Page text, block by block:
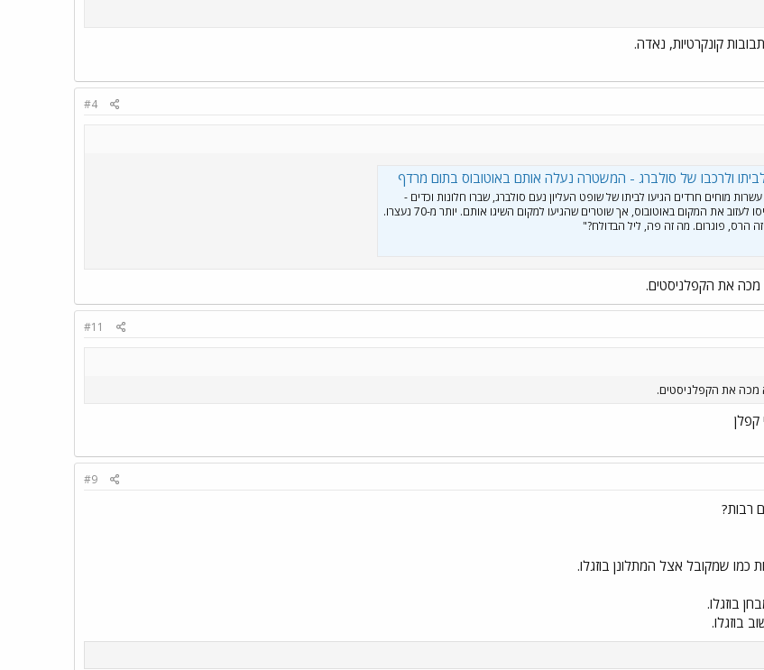
קונקרטיות, נאדה.
#4
לביתו ולרכבו של סולברג - המשטרה נעלה אותם באוטובוס בתום מרדף
מוחים חרדים הגיעו לביתו של שופט העליון נעם סולברג, שברו חלונות וכדים -
וגרמו נזק לכניסה. לאחר מכן ניסו לעזוב את המקום באוטובוס, אך שוטרים שהגיעו למקום השיגו אותם. יותר מ-70 נעצרו.
הרס, פוגרום. מה זה פה, ליל הבדולח?"
את הקפלניסטים.
#11
מכה את הקפלניסטים.
קפלן
#9
רבות?
כמו שמקובל אצל המתלונן בוזגלו.
בוזגלו.